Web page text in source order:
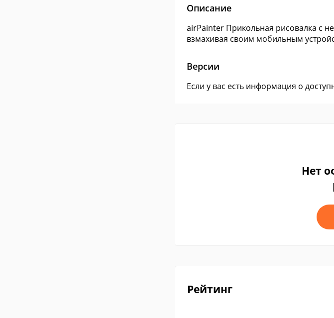
Описание
airPainter Прикольная рисовалка с
взмахивая своим мобильным
Версии
Если у вас есть информация о
Нет
Рейтинг